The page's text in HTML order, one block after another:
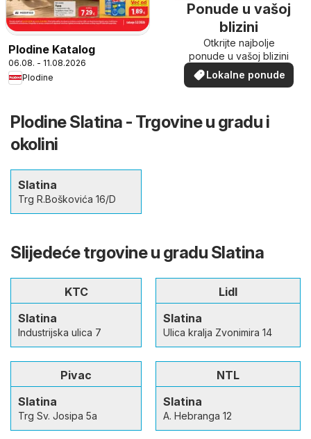
Plodine Katalog
06.08. - 11.08.2026
Plodine
Ponude u vašoj
blizini
Otkrijte najbolje
ponude u vašoj blizini
Lokalne ponude
Plodine Slatina - Trgovine u gradu i
okolini
Slatina
Trg R.Boškovića 16/D
Slijedeće trgovine u gradu Slatina
KTC
Slatina
Industrijska ulica 7
Lidl
Slatina
Ulica kralja Zvonimira 14
Pivac
Slatina
Trg Sv. Josipa 5a
NTL
Slatina
A. Hebranga 12